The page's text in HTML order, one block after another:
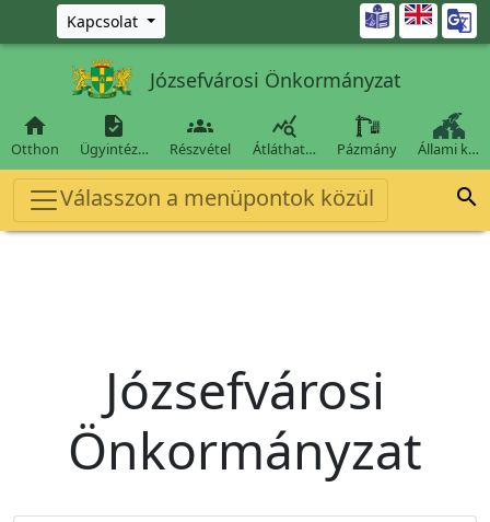
Ugrás a fő tartalomra
Kapcsolat 
Józsefvárosi Önkormányzat

Otthon

Ügyintéz…

Részvétel

Átláthat… Pázmány Állami k…
Válasszon a menüpontok közül 
Józsefvárosi
Önkormányzat